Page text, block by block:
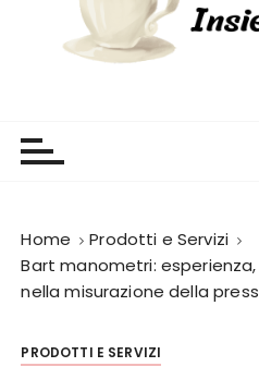
Home
Prodotti e Servizi
Bart manometri:
nella misurazione della
PRODOTTI E SERVIZI